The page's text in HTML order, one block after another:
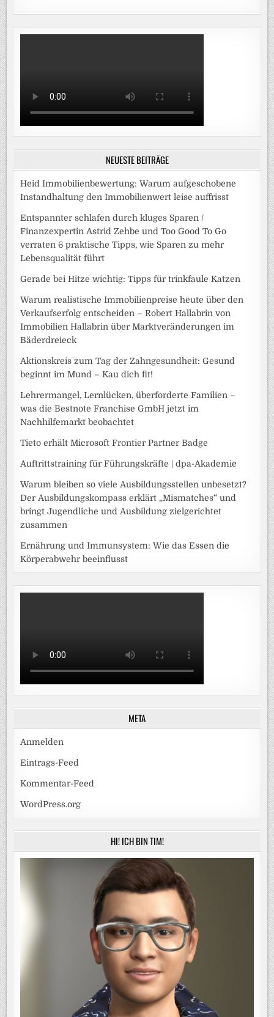
NEUESTE BEITRÄGE
Heid Immobilienbewertung: Warum aufgeschobene
Instandhaltung den Immobilienwert leise auffrisst
Entspannter schlafen durch kluges Sparen /
Finanzexpertin Astrid Zehbe und Too Good To Go
verraten 6 praktische Tipps, wie Sparen zu mehr
Lebensqualität führt
Gerade bei Hitze wichtig: Tipps für trinkfaule Katzen
Warum realistische Immobilienpreise heute über den
Verkaufserfolg entscheiden – Robert Hallabrin von
Immobilien Hallabrin über Marktveränderungen im
Bäderdreieck
Aktionskreis zum Tag der Zahngesundheit: Gesund
beginnt im Mund – Kau dich fit!
Lehrermangel, Lernlücken, überforderte Familien –
was die Bestnote Franchise GmbH jetzt im
Nachhilfemarkt beobachtet
Tieto erhält Microsoft Frontier Partner Badge
Auftrittstraining für Führungskräfte | dpa-Akademie
Warum bleiben so viele Ausbildungsstellen unbesetzt?
Der Ausbildungskompass erklärt „Mismatches“ und
bringt Jugendliche und Ausbildung zielgerichtet
zusammen
Ernährung und Immunsystem: Wie das Essen die
Körperabwehr beeinflusst
META
Anmelden
Eintrags-Feed
Kommentar-Feed
WordPress.org
HI! ICH BIN TIM!